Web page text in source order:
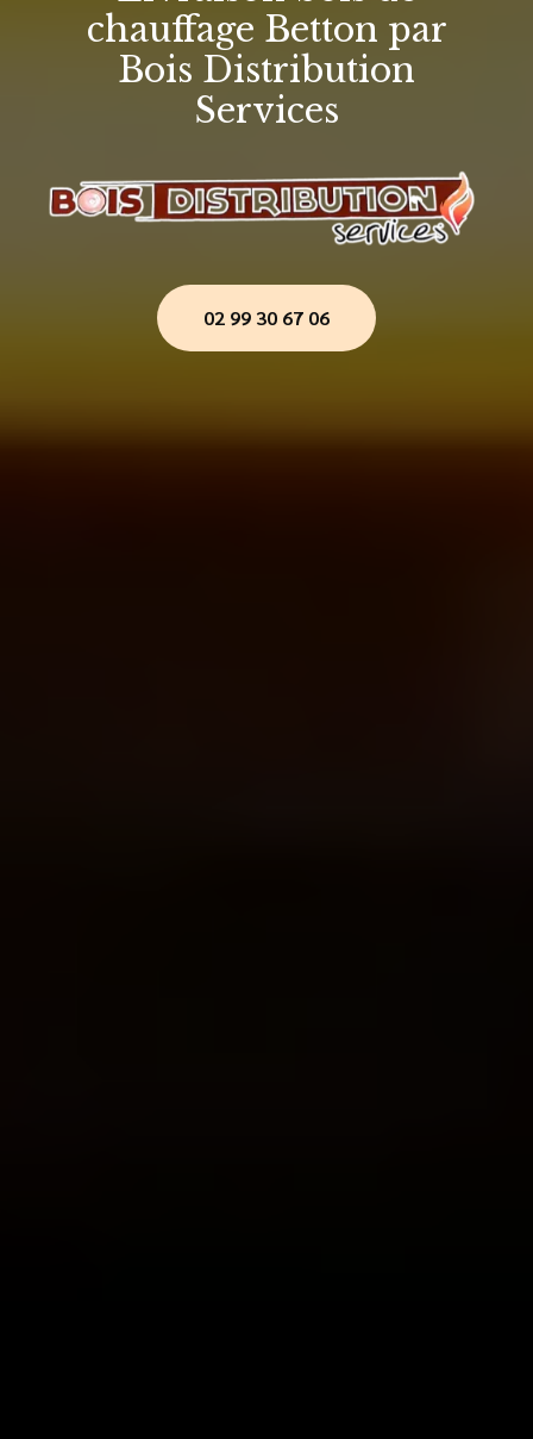
chauffage Betton par
Bois Distribution
Services
02 99 30 67 06